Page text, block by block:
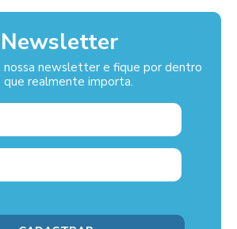
Newsletter
nossa newsletter e fique por dentro
que realmente importa.